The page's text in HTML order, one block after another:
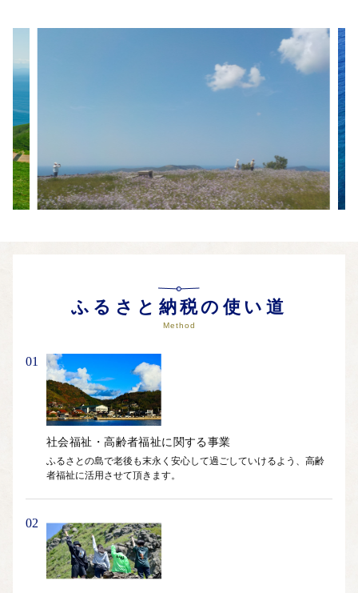
いと思います。
ふるさと納税の使い道
Method
01
社会福祉・高齢者福祉に関する事業
ふるさとの島で老後も末永く安心して過ごしていけるよう、高齢
者福祉に活用させて頂きます。
02